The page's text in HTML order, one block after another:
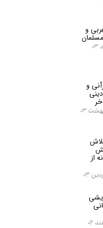
و
و
از